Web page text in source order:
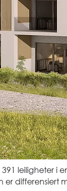
leiligheter i
er